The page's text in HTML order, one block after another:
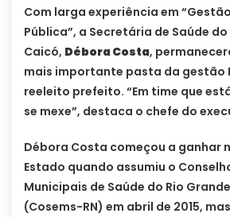
Com larga experiência em
Pública”, a Secretária de Saúde
Caicó, Débora Costa,
mais importante pasta da gestão
reeleito prefeito. “Em time que
se mexe”, destaca o chefe do
Débora Costa começou a ganhar
Estado quando assumiu o
Municipais de Saúde do Rio
(Cosems-RN) em abril de 2015,